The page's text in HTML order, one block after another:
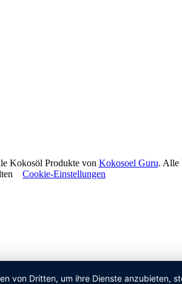
Kokosöl Produkte von Kokosoel Guru. Alle
Cookie-Einstellungen
von Dritten, um ihre Dienste